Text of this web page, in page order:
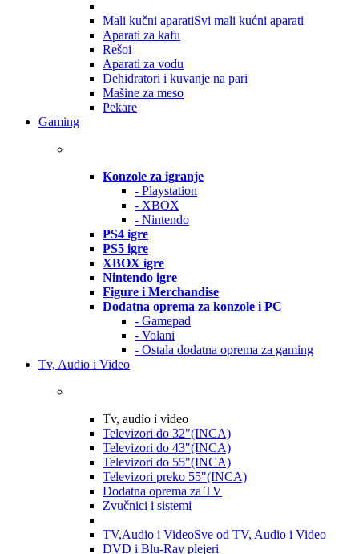
Mali kučni aparatiSvi mali kućni aparati
Aparati za kafu
Rešoi
Aparati za vodu
Dehidratori i kuvanje na pari
Mašine za meso
Pekare
Gaming
Konzole za igranje
- Playstation
- XBOX
- Nintendo
PS4 igre
PS5 igre
XBOX igre
Nintendo igre
Figure i Merchandise
Dodatna oprema za konzole i PC
- Gamepad
- Volani
- Ostala dodatna oprema za gaming
Tv, Audio i Video
Tv, audio i video
Televizori do 32"(INCA)
Televizori do 43"(INCA)
Televizori do 55"(INCA)
Televizori preko 55"(INCA)
Dodatna oprema za TV
Zvučnici i sistemi
TV,Audio i VideoSve od TV, Audio i Video
DVD i Blu-Ray plejeri